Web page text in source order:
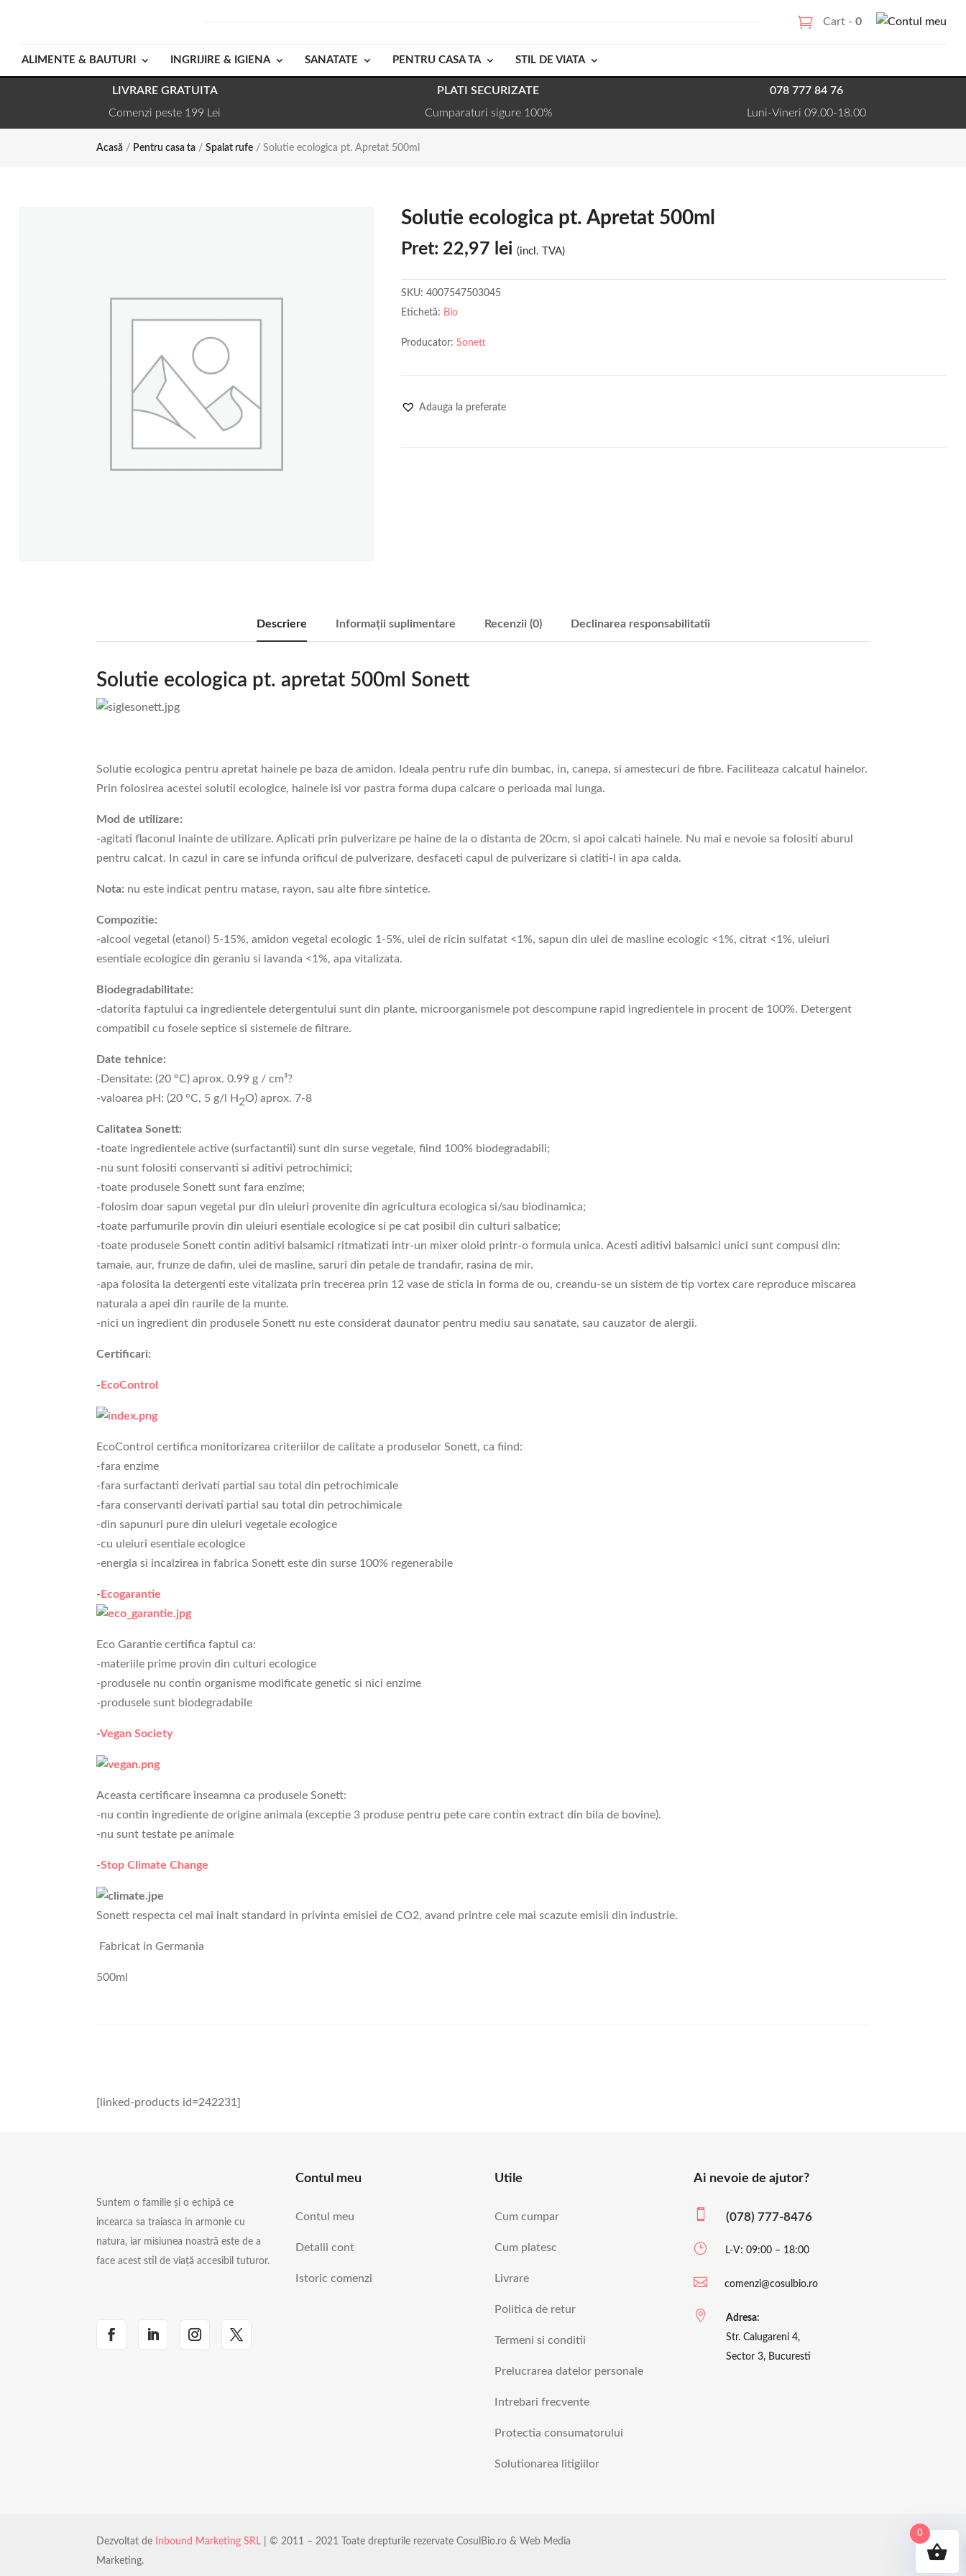
Cart -0
ALIMENTE & BAUTURI INGRIJIRE & IGIENA SANATATE PENTRU CASA TA STIL DE VIATA
LIVRARE GRATUITA
Comenzi peste 199 Lei
PLATI SECURIZATE
Cumparaturi sigure 100%
078 777 84 76
Luni-Vineri 09.00-18.00
Acasă / Pentru casa ta /Spalat rufe / Solutie ecologica pt. Apretat 500ml
Solutie ecologica pt. Apretat 500ml
Pret: 22,97 lei (incl. TVA)
SKU:4007547503045
Etichetă: Bio
Producator:Sonett
Adauga la preferate
Descriere Informații suplimentare Recenzii (0) Declinarea responsabilitatii
Solutie ecologica pt. apretat 500ml Sonett
Solutie ecologica pentru apretat hainele pe baza de amidon. Ideala pentru rufe din bumbac, in, canepa, si amestecuri de fibre. Faciliteaza calcatul hainelor.
Prin folosirea acestei solutii ecologice, hainele isi vor pastra forma dupa calcare o perioada mai lunga.
Mod de utilizare:
-agitati flaconul inainte de utilizare. Aplicati prin pulverizare pe haine de la o distanta de 20cm, si apoi calcati hainele. Nu mai e nevoie sa folositi aburul
pentru calcat. In cazul in care se infunda orificul de pulverizare, desfaceti capul de pulverizare si clatiti-l in apa calda.
Nota: nu este indicat pentru matase, rayon, sau alte fibre sintetice.
Compozitie:
-alcool vegetal (etanol) 5-15%, amidon vegetal ecologic 1-5%, ulei de ricin sulfatat <1%, sapun din ulei de masline ecologic <1%, citrat <1%, uleiuri
esentiale ecologice din geraniu si lavanda <1%, apa vitalizata.
Biodegradabilitate:
-datorita faptului ca ingredientele detergentului sunt din plante, microorganismele pot descompune rapid ingredientele in procent de 100%. Detergent
compatibil cu fosele septice si sistemele de filtrare.
Date tehnice:
-Densitate: (20 °C) aprox. 0.99 g / cm³?
-valoarea pH: (20 °C, 5 g/l H 2O) aprox. 7-8
Calitatea Sonett:
-toate ingredientele active (surfactantii) sunt din surse vegetale, fiind 100% biodegradabili;
-nu sunt folositi conservanti si aditivi petrochimici;
-toate produsele Sonett sunt fara enzime;
-folosim doar sapun vegetal pur din uleiuri provenite din agricultura ecologica si/sau biodinamica;
-toate parfumurile provin din uleiuri esentiale ecologice si pe cat posibil din culturi salbatice;
-toate produsele Sonett contin aditivi balsamici ritmatizati intr-un mixer oloid printr-o formula unica. Acesti aditivi balsamici unici sunt compusi din:
tamaie, aur, frunze de dafin, ulei de masline, saruri din petale de trandafir, rasina de mir.
-apa folosita la detergenti este vitalizata prin trecerea prin 12 vase de sticla in forma de ou, creandu-se un sistem de tip vortex care reproduce miscarea
naturala a apei din raurile de la munte.
-nici un ingredient din produsele Sonett nu este considerat daunator pentru mediu sau sanatate, sau cauzator de alergii.
Certificari:
- EcoControl
EcoControl certifica monitorizarea criteriilor de calitate a produselor Sonett, ca fiind:
-fara enzime
-fara surfactanti derivati partial sau total din petrochimicale
-fara conservanti derivati partial sau total din petrochimicale
-din sapunuri pure din uleiuri vegetale ecologice
-cu uleiuri esentiale ecologice
-energia si incalzirea in fabrica Sonett este din surse 100% regenerabile
- Ecogarantie
Eco Garantie certifica faptul ca:
-materiile prime provin din culturi ecologice
-produsele nu contin organisme modificate genetic si nici enzime
-produsele sunt biodegradabile
-Vegan Society
Aceasta certificare inseamna ca produsele Sonett:
-nu contin ingrediente de origine animala (exceptie 3 produse pentru pete care contin extract din bila de bovine).
-nu sunt testate pe animale
-Stop Climate Change
Sonett respecta cel mai inalt standard in privinta emisiei de CO2, avand printre cele mai scazute emisii din industrie.
Fabricat in Germania
500ml
[linked-products id=242231]
Suntem o familie și o echipă ce
incearca sa traiasca in armonie cu
natura, iar misiunea noastră este de a
face acest stil de viață accesibil tuturor.
Contul meu
Contul meu
Detalii cont
Istoric comenzi
Utile
Cum cumpar
Cum platesc
Livrare
Politica de retur
Termeni si conditii
Prelucrarea datelor personale
Intrebari frecvente
Protectia consumatorului
Solutionarea litigiilor
Ai nevoie de ajutor?
 (078) 777-8476
} L-V: 09:00 – 18:00
 comenzi@cosulbio.ro

Adresa:
Str. Calugareni 4,
Sector 3, Bucuresti
Dezvoltat de Inbound Marketing SRL | © 2011 – 2021 Toate drepturile rezervate CosulBio.ro & Web Media
Marketing.
0